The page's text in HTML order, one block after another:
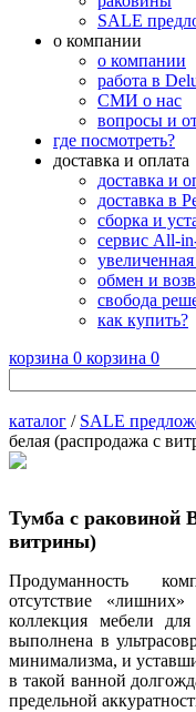
SALE
о компании
о компании
работа в
СМИ о нас
вопросы и
где посмотреть?
доставка и оплата
доставка и
доставка в
сборка и
сервис All-
обмен и
свобода
как купить?
корзина 0 корзина 0
каталог / SALE
белая (распродажа с
Тумба с раковиной
витрины)
Продуманность
отсутствие
коллекция мебели
выполнена в
минимализма, и
в такой ванной
предельной